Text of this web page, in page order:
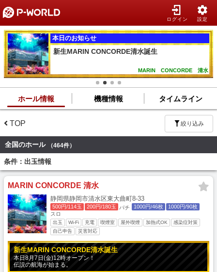
ログイン 設定
本日のお知らせ
新生MARIN CONCORDE清水誕生
MARIN CONCORDE 清水
ホール情報 機種情報 タイムライン
TOP 絞り込み
全国のホール （464件）
条件：出玉情報
MARIN CONCORDE 清水
静岡県静岡市清水区東大曲町8-33
500円/114玉 200円/180玉 パチ 1000円/46枚
1000円/90枚
スロ
出玉 Wi-Fi 充電 喫煙室 屋外喫煙 加熱式OK
感染症対策
自己申告
災害対応
新生MARIN CONCORDE清水誕生
本日8月7日(金)12時オープン！
伝説の航海が始まる。